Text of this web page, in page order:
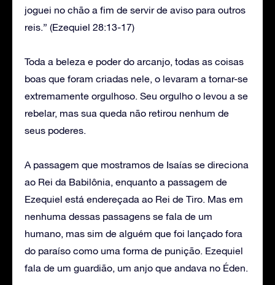
joguei no chão a fim de servir de aviso para outros
reis.” (Ezequiel 28:13-17)
Toda a beleza e poder do arcanjo, todas as coisas
boas que foram criadas nele, o levaram a tornar-se
extremamente orgulhoso. Seu orgulho o levou a se
rebelar, mas sua queda não retirou nenhum de
seus poderes.
A passagem que mostramos de Isaías se direciona
ao Rei da Babilônia, enquanto a passagem de
Ezequiel está endereçada ao Rei de Tiro. Mas em
nenhuma dessas passagens se fala de um
humano, mas sim de alguém que foi lançado fora
do paraíso como uma forma de punição. Ezequiel
fala de um guardião, um anjo que andava no Éden.